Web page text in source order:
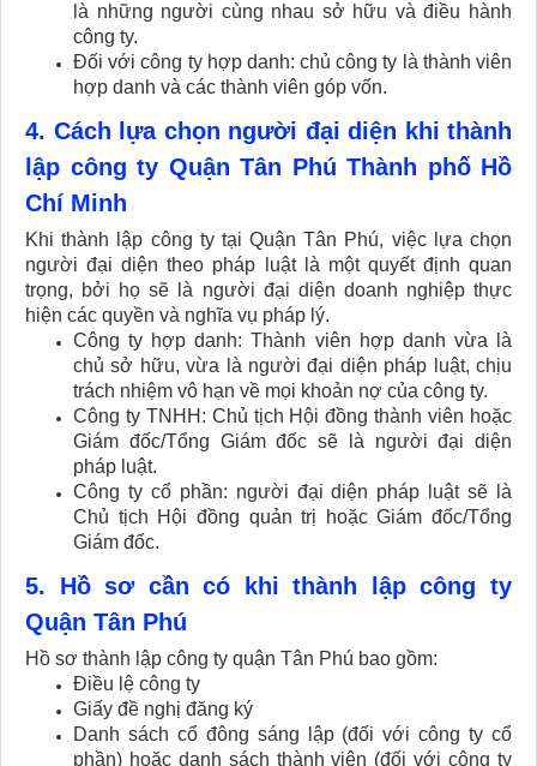
là những người cùng nhau sở hữu và điều hành
công ty.
Đối với công ty hợp danh: chủ công ty là thành viên
hợp danh và các thành viên góp vốn.
4. Cách lựa chọn người đại diện khi thành
lập công ty Quận Tân Phú Thành phố Hồ
Chí Minh
Khi thành lập công ty tại Quận Tân Phú, việc lựa chọn
người đại diện theo pháp luật là một quyết định quan
trọng, bởi họ sẽ là người đại diện doanh nghiệp thực
hiện các quyền và nghĩa vụ pháp lý.
Công ty hợp danh: Thành viên hợp danh vừa là
chủ sở hữu, vừa là người đại diện pháp luật, chịu
trách nhiệm vô hạn về mọi khoản nợ của công ty.
Công ty TNHH: Chủ tịch Hội đồng thành viên hoặc
Giám đốc/Tổng Giám đốc sẽ là người đại diện
pháp luật.
Công ty cổ phần: người đại diện pháp luật sẽ là
Chủ tịch Hội đồng quản trị hoặc Giám đốc/Tổng
Giám đốc.
5. Hồ sơ cần có khi thành lập công ty
Quận Tân Phú
Hồ sơ thành lập công ty quận Tân Phú bao gồm:
Điều lệ công ty
Giấy đề nghị đăng ký
Danh sách cổ đông sáng lập (đối với công ty cổ
phần) hoặc danh sách thành viên (đối với công ty